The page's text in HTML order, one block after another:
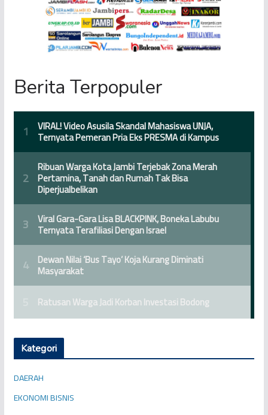
Berita Terpopuler
Kategori
DAERAH
EKONOMI BISNIS